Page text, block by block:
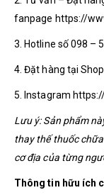
fanpage https://
3. Hotline số 098 –
4. Đặt hàng tại
5. Instagram
Lưu ý: Sản phẩm
thay thế thuốc
cơ địa của từng
Thông tin hữu ích